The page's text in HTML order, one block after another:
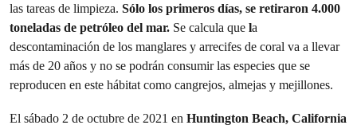
las tareas de limpieza. Sólo los primeros días, se retiraron 4.000
toneladas de petróleo del mar. Se calcula que la
descontaminación de los manglares y arrecifes de coral va a llevar
más de 20 años y no se podrán consumir las especies que se
reproducen en este hábitat como cangrejos, almejas y mejillones.
El sábado 2 de octubre de 2021 en Huntington Beach, California